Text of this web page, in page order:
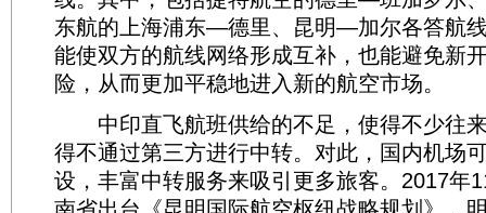
东航的上海浦东—德里、昆明—加尔各答航
能使双方的航线网络形成互补，也能避免新
险，从而更加平稳地进入新的航空市场。
中印直飞航班供给的不足，使得不少往
得不通过第三方进行中转。对此，国内机场
设，丰富中转服务来吸引更多旅客。2017年